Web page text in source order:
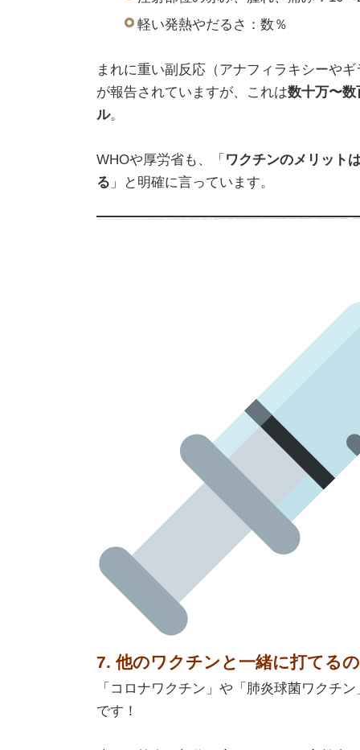
軽い発熱やだるさ：数％
まれに重い副反応（アナフィラキシーや
が報告されていますが、これは数十万〜数
ル。
WHOや厚労省も、「 ワクチンのメリット
る 」と明確に言っています。
7. 他のワクチンと一緒に打てる
「コロナワクチン」や「肺炎球菌ワクチ
です！